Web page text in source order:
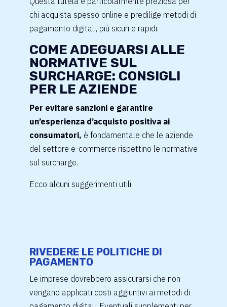
chi acquista spesso online e predilige metodi di
pagamento digitali, più sicuri e rapidi.
COME ADEGUARSI ALLE
NORMATIVE SUL
SURCHARGE: CONSIGLI
PER LE AZIENDE
Per evitare sanzioni e garantire
un’esperienza d’acquisto positiva ai
consumatori, è fondamentale che le aziende
del settore e-commerce rispettino le normative
sul surcharge.
Ecco alcuni suggerimenti utili:
RIVEDERE LE POLITICHE DI
PAGAMENTO
Le imprese dovrebbero assicurarsi che non
vengano applicati costi aggiuntivi ai metodi di